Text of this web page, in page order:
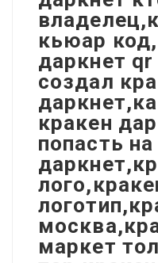
кьюар
даркнет
создал
кракен
попасть
маркет